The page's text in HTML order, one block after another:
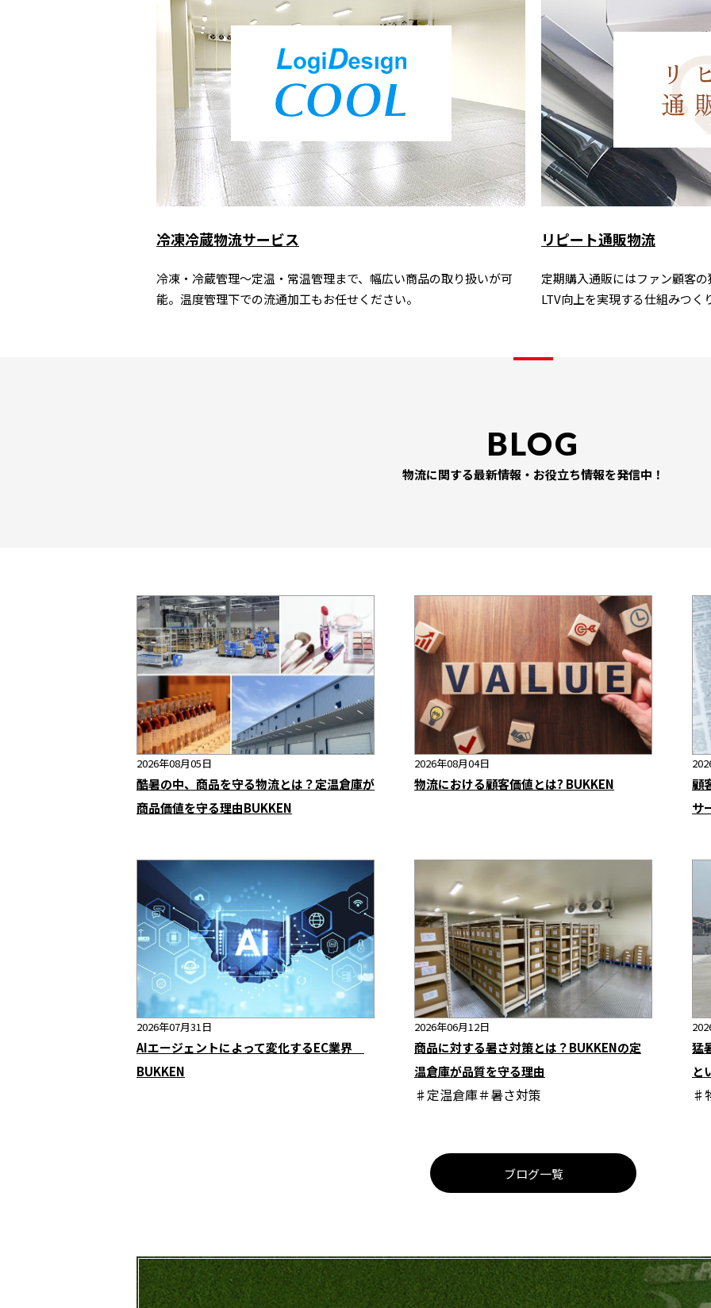
冷凍冷蔵物流サービス
冷凍・冷蔵管理～定温・常温管理まで、幅広い商品の取り扱いが可
能。温度管理下での流通加工もお任せください。
リピート通販物流
定期購入通販にはファン顧客
LTV向上を実現する仕組みつく
BLOG
物流に関する最新情報・お役立ち情報を発信中！
2026年08月05日
酷暑の中、商品を守る物流とは？定温倉庫が
商品価値を守る理由BUKKEN
2026年08月04日
物流における顧客価値とは? BUKKEN
顧
サ
2026年07月31日
AIエージェントによって変化するEC業界
BUKKEN
2026年06月12日
商品に対する暑さ対策とは？BUKKENの定
温倉庫が品質を守る理由
♯定温倉庫＃暑さ対策
猛
と
♯
ブログ一覧